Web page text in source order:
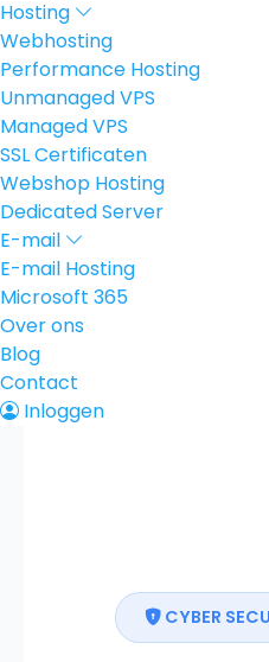
Hosting
Webhosting
Performance Hosting
Unmanaged VPS
Managed VPS
SSL Certificaten
Webshop Hosting
Dedicated Server
E-mail
E-mail Hosting
Microsoft 365
Over ons
Blog
Contact
Inloggen
CYBER